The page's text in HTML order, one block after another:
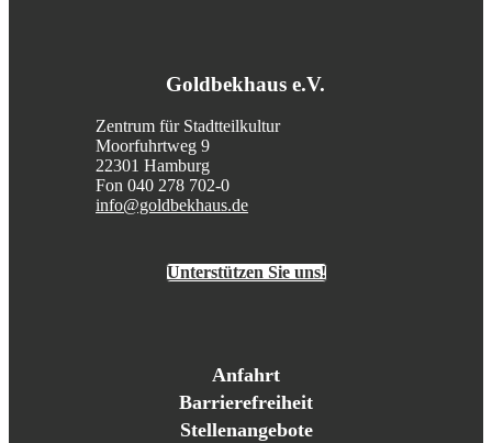
Goldbekhaus e.V.
Zentrum für Stadtteilkultur
Moorfuhrtweg 9
22301 Hamburg
Fon 040 278 702-0
info@goldbekhaus.de
Unterstützen Sie uns!
Anfahrt
Barrierefreiheit
Stellenangebote